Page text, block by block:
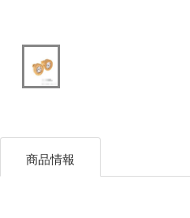
商品情報